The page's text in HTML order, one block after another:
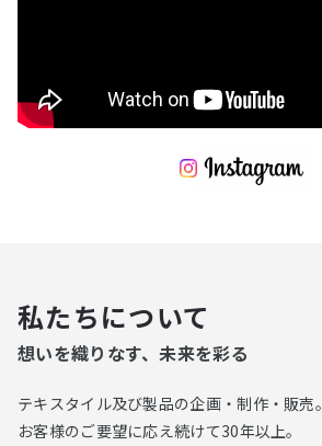
私たちについて
想いを織りなす、未来を彩る
テキスタイル及び製品の企画・制作・販売。
お客様のご要望に応え続けて30年以上。